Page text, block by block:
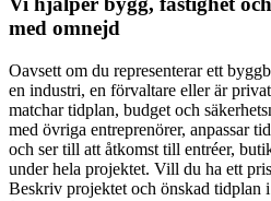
med omnejd
Oavsett om du representerar ett
en industri, en förvaltare eller är
matchar tidplan, budget och
med övriga entreprenörer, anpassar
och ser till att åtkomst till entréer,
under hela projektet. Vill du ha ett
Beskriv projektet och önskad tidplan